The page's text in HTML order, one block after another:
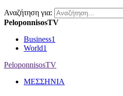
Αναζήτηση για:
PeloponnisosTV
Business1
World1
PeloponnisosTV
ΜΕΣΣΗΝΙΑ